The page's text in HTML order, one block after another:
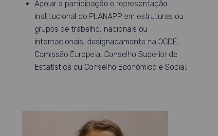
Apoiar a participação e representação
institucional do PLANAPP em estruturas ou
grupos de trabalho, nacionais ou
internacionais, designadamente na OCDE,
Comissão Europeia, Conselho Superior de
Estatística ou Conselho Económico e Social.